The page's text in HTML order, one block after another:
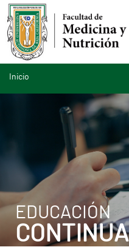
Inicio
EDUCACIÓN
CONTINUA